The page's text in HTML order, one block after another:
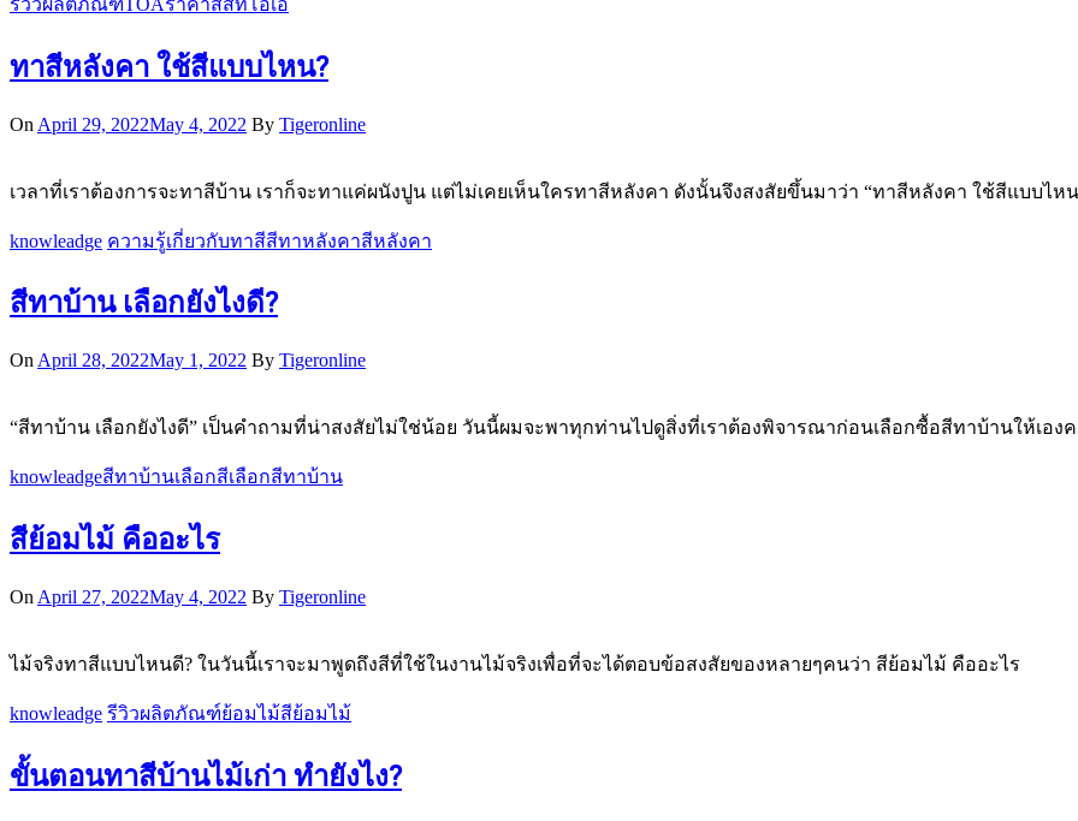
ทาสีหลังคา ใช้สีแบบไหน?
On April 29, 2022May 4, 2022 By Tigeronline
เวลาที่เราต้องการจะทาสีบ้าน เราก็จะทาแค่ผนังปูน แต่ไม่เคยเห็นใครทาสีหลังคา ดังนั้นจึงสงสัยขึ้นมาว่า “ทาสีหลังคา ใช้สีแบบไห
knowleadge ความรู้เกี่ยวกับทาสีสีทาหลังคาสีหลังคา
สีทาบ้าน เลือกยังไงดี?
On April 28, 2022May 1, 2022 By Tigeronline
“สีทาบ้าน เลือกยังไงดี” เป็นคำถามที่น่าสงสัยไม่ใช่น้อย วันนี้ผมจะพาทุกท่านไปดูสิ่งที่เราต้องพิจารณาก่อนเลือกซื้อสีทาบ้านให้เอง
knowleadgeสีทาบ้านเลือกสีเลือกสีทาบ้าน
สีย้อมไม้ คืออะไร
On April 27, 2022May 4, 2022 By Tigeronline
ไม้จริงทาสีแบบไหนดี? ในวันนี้เราจะมาพูดถึงสีที่ใช้ในงานไม้จริงเพื่อที่จะได้ตอบข้อสงสัยของหลายๆคนว่า สีย้อมไม้ คืออะไร
knowleadge รีวิวผลิตภัณฑ์ย้อมไม้สีย้อมไม้
ขั้นตอนทาสีบ้านไม้เก่า ทำยังไง?